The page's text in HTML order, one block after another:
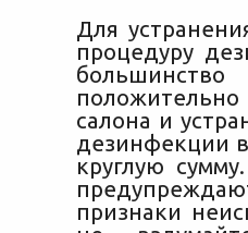
Для
процедуру
салона и
дезинфекции
круглую
признаки